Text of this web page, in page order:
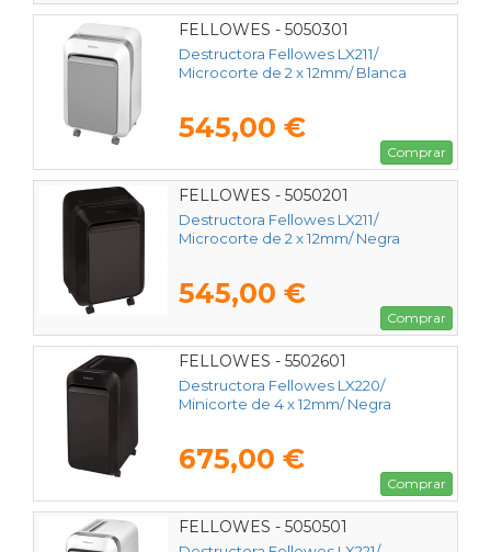
FELLOWES - 5050301
Destructora Fellowes LX211/
Microcorte de 2 x 12mm/ Blanca
545,00 €
Comprar
FELLOWES - 5050201
Destructora Fellowes LX211/
Microcorte de 2 x 12mm/ Negra
545,00 €
Comprar
FELLOWES - 5502601
Destructora Fellowes LX220/
Minicorte de 4 x 12mm/ Negra
675,00 €
Comprar
FELLOWES - 5050501